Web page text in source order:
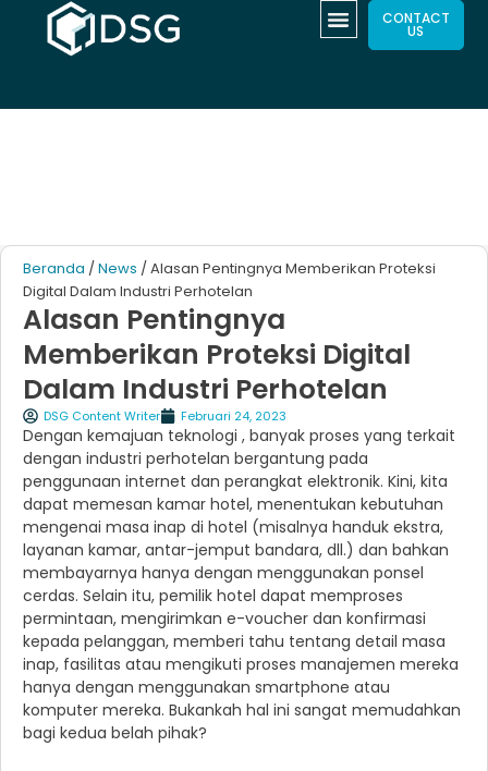
CONTACT
US
Beranda / News / Alasan Pentingnya Memberikan Proteksi
Digital Dalam Industri Perhotelan
Alasan Pentingnya
Memberikan Proteksi Digital
Dalam Industri Perhotelan
DSG Content Writer Februari 24, 2023
Dengan kemajuan teknologi , banyak proses yang terkait
dengan industri perhotelan bergantung pada
penggunaan internet dan perangkat elektronik. Kini, kita
dapat memesan kamar hotel, menentukan kebutuhan
mengenai masa inap di hotel (misalnya handuk ekstra,
layanan kamar, antar-jemput bandara, dll.) dan bahkan
membayarnya hanya dengan menggunakan ponsel
cerdas. Selain itu, pemilik hotel dapat memproses
permintaan, mengirimkan e-voucher dan konfirmasi
kepada pelanggan, memberi tahu tentang detail masa
inap, fasilitas atau mengikuti proses manajemen mereka
hanya dengan menggunakan smartphone atau
komputer mereka. Bukankah hal ini sangat memudahkan
bagi kedua belah pihak?